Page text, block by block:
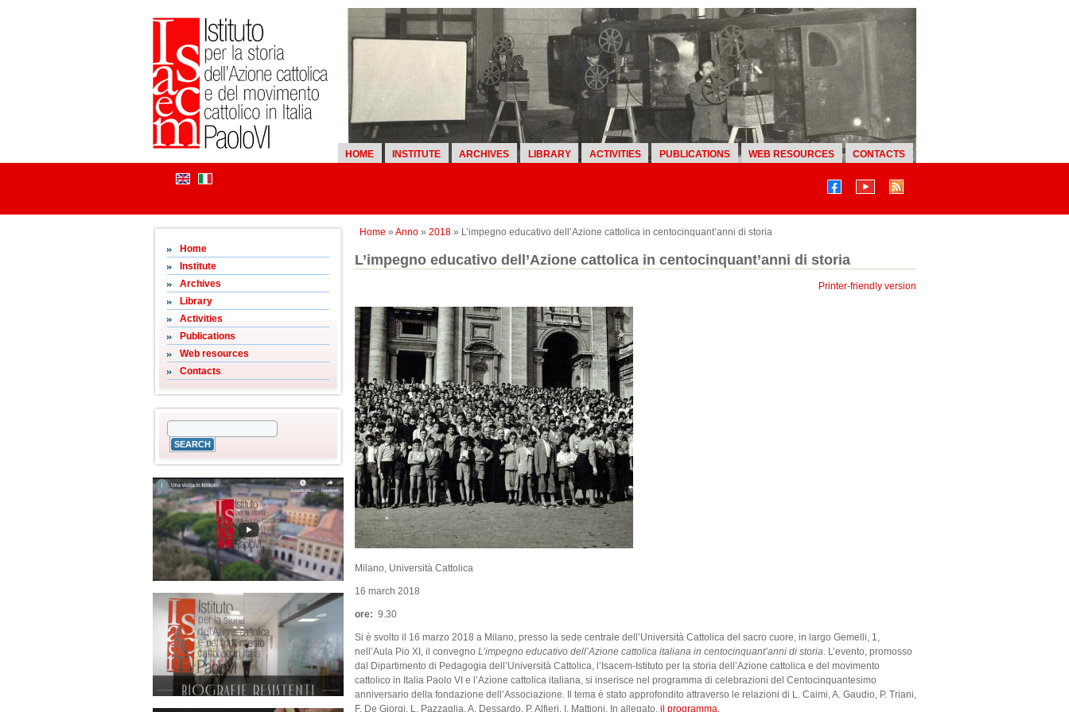
HOME INSTITUTE ARCHIVES LIBRARY ACTIVITIES PUBLICATIONS WEB RESOURCES CONTACTS
Home » Anno» 2018» L’impegno educativo dell’Azione cattolica in centocinquant’anni di storia
Home
Institute
Archives
Library
Activities
Publications
Web resources
Contacts
L’impegno educativo dell’Azione cattolica in centocinquant’anni di storia
Printer-friendly version
Milano, Università Cattolica
16 march 2018
ore: 9.30
Si è svolto il 16 marzo 2018 a Milano, presso la sede centrale dell’Università Cattolica del sacro cuore, in largo Gemelli, 1,
nell’Aula Pio XI, il convegno L’impegno educativo dell’Azione cattolica italiana in centocinquant’anni di storia. L’evento, promosso
dal Dipartimento di Pedagogia dell’Università Cattolica, l’Isacem-Istituto per la storia dell’Azione cattolica e del movimento
cattolico in Italia Paolo VI e l’Azione cattolica italiana, si inserisce nel programma di celebrazioni del Centocinquantesimo
anniversario della fondazione dell’Associazione. Il tema è stato approfondito attraverso le relazioni di L. Caimi, A. Gaudio, P. Triani,
F. De Giorgi, L. Pazzaglia, A. Dessardo, P. Alfieri, I. Mattioni. In allegato, il programma.